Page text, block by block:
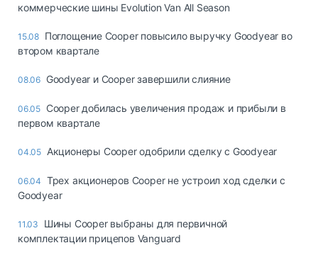
коммерческие шины Evolution Van All Season
15.08 Поглощение Cooper повысило выручку Goodyear во
втором квартале
08.06 Goodyear и Cooper завершили слияние
06.05 Cooper добилась увеличения продаж и прибыли в
первом квартале
04.05 Акционеры Cooper одобрили сделку с Goodyear
06.04 Трех акционеров Cooper не устроил ход сделки с
Goodyear
11.03
Шины Cooper выбраны для первичной
комплектации прицепов Vanguard